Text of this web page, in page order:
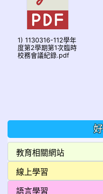
1) 1130316-112學年
度第2學期第1次臨時
校務會議紀錄.pdf